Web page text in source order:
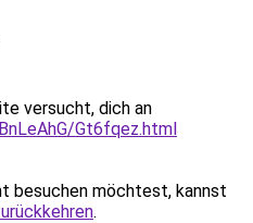
versucht, dich an
Gt6fqez.html
besuchen möchtest, kannst
.